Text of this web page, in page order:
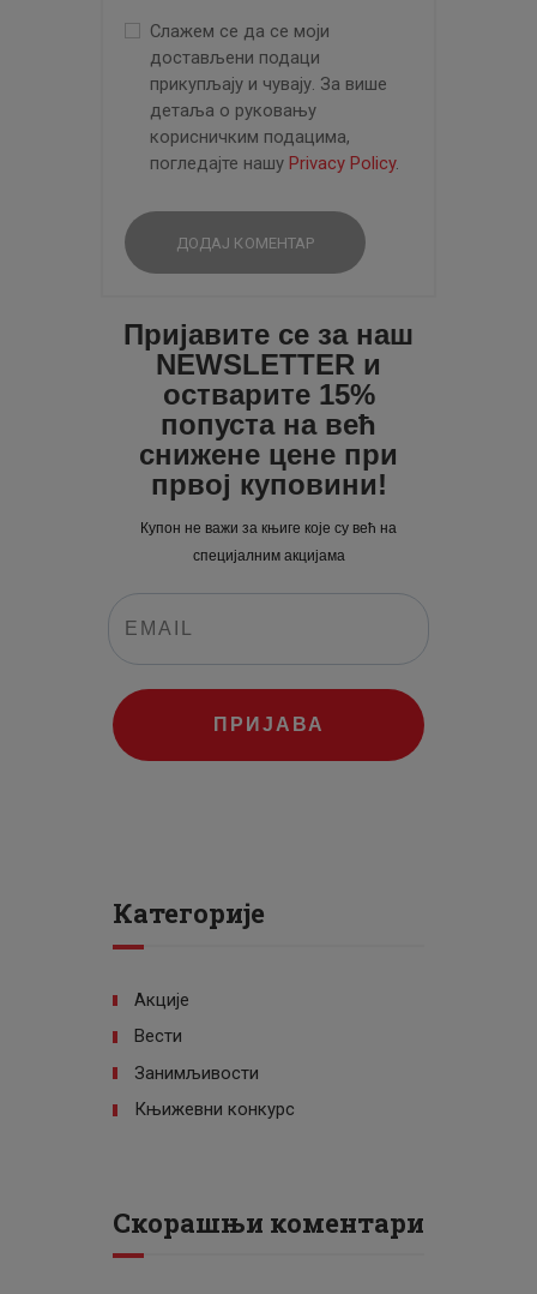
Слажем се да се моји
достављени подаци
прикупљају и чувају. За више
детаља о руковању
корисничким подацима,
погледајте нашу Privacy Policy.
Пријавите се за наш
NEWSLETTER и
остварите 15%
попуста на већ
снижене цене при
првој куповини!
Купон не важи за књиге које су већ на
специјалним акцијама
ПРИЈАВА
Категорије
Акције
Вести
Занимљивости
Књижевни конкурс
Скорашњи коментари